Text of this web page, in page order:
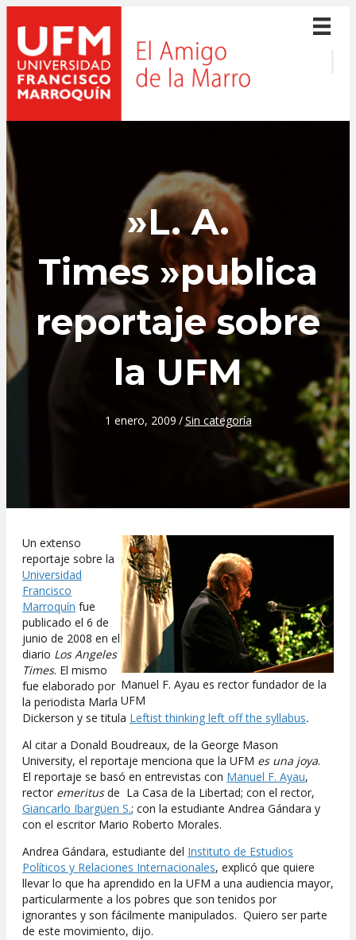
»L. A.
Times »publica
reportaje sobre
la UFM
1 enero, 2009 /Sin categoría
Manuel F. Ayau es rector fundador de la
UFM
Un extenso
reportaje sobre la
Universidad
Francisco
Marroquín fue
publicado el 6 de
junio de 2008 en el
diario Los Angeles
Times. El mismo
fue elaborado por
la periodista Marla
Dickerson y se titula Leftist thinking left off the syllabus.
Al citar a Donald Boudreaux, de la George Mason
University, el reportaje menciona que la UFM es una joya.
El reportaje se basó en entrevistas con Manuel F. Ayau,
rector emeritusde La Casa de la Libertad; con el rector,
Giancarlo Ibargüen S.; con la estudiante Andrea Gándara y
con el escritor Mario Roberto Morales.
Andrea Gándara, estudiante del Instituto de Estudios
Políticos y Relaciones Internacionales, explicó que quiere
llevar lo que ha aprendido en la UFM a una audiencia mayor,
particularmente a los pobres que son tenidos por
ignorantes y son fácilmente manipulados. Quiero ser parte
de este movimiento, dijo.